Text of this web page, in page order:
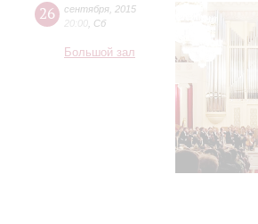
26 сентября 2015
20:00 Сб
Большой зал